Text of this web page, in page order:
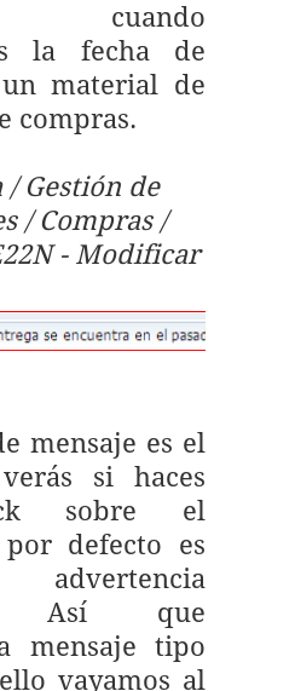
cuando
la fecha de
material de
compras.
/ Gestión de
/ Compras /
- Modificar
mensaje es el
si haces
sobre el
defecto es
Así que
mensaje tipo
vayamos al